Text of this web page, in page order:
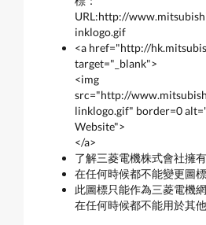
URL:http://
inklogo.gif
<a href="http://
target="_blank">
<img
src="http://
linklogo.gif" border=0
Website">
</a>
了解三菱電機株式會社擁
在任何時候都不能變更圖
此圖標只能作為三菱電機
在任何時候都不能用於其他